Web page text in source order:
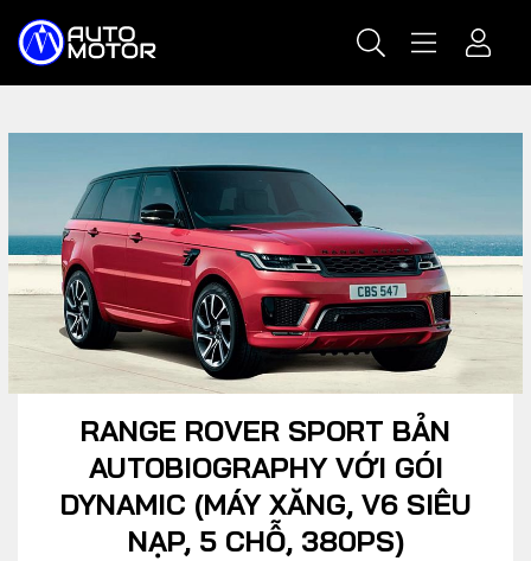
RANGE ROVER SPORT BẢN
AUTOBIOGRAPHY VỚI GÓI
DYNAMIC (MÁY XĂNG, V6 SIÊU
NẠP, 5 CHỖ, 380PS)